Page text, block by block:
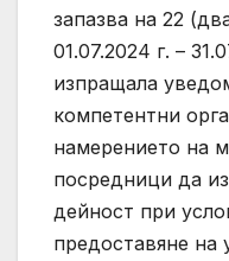
запазва на 22
01.07.2024 г. –
изпращала
компетентни
намерението на
посредници да
дейност при
предоставяне на